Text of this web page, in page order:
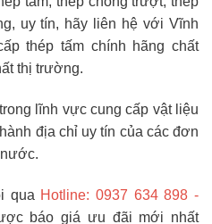
uy tín, hãy liên hệ với Vĩnh
thép tấm chính hãng chất
thị trường.
lĩnh vực cung cấp vật liệu
địa chỉ uy tín của các đơn
qua Hotline: 0937 634 898 -
báo giá ưu đãi mới nhất